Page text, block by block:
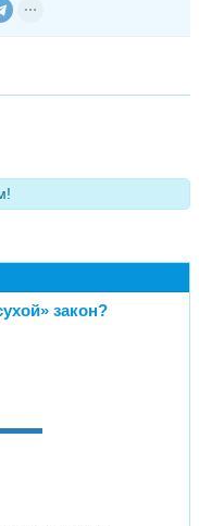
закон?